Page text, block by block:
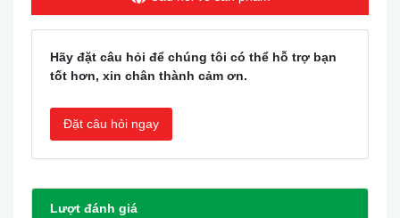
Hãy đặt câu hỏi để chúng tôi có thể hỗ trợ bạn
tốt hơn, xin chân thành cảm ơn.
Đặt câu hỏi ngay
Lượt đánh giá